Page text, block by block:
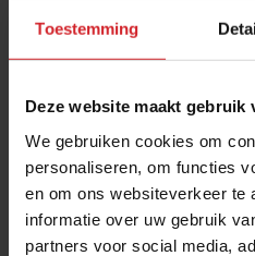
Toestemming
Deze website maakt gebruik
We gebruiken cookies om
personaliseren, om functies
en om ons websiteverkeer te
informatie over uw gebruik
partners voor social media,
Dit zijn de belangrijkste
Nationaal